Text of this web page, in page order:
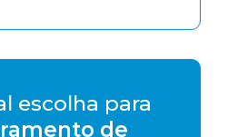
escolha para
de